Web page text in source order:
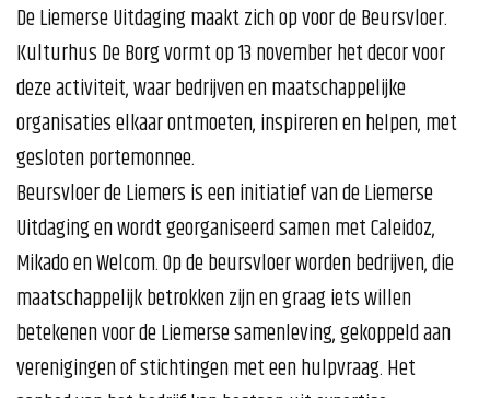
De Liemerse Uitdaging maakt zich op voor de Beursvloer.
Kulturhus De Borg vormt op 13 november het decor voor
deze activiteit, waar bedrijven en maatschappelijke
organisaties elkaar ontmoeten, inspireren en helpen, met
gesloten portemonnee.
Beursvloer de Liemers is een initiatief van de Liemerse
Uitdaging en wordt georganiseerd samen met Caleidoz,
Mikado en Welcom. Op de beursvloer worden bedrijven, die
maatschappelijk betrokken zijn en graag iets willen
betekenen voor de Liemerse samenleving, gekoppeld aan
verenigingen of stichtingen met een hulpvraag. Het